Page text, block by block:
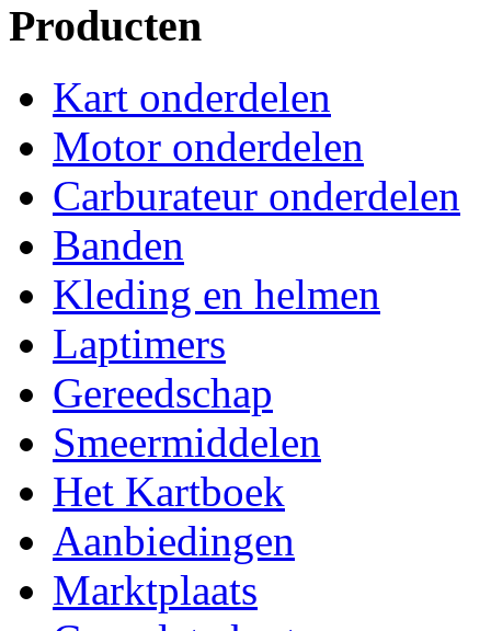
Producten
Kart onderdelen
Motor onderdelen
Carburateur onderdelen
Banden
Kleding en helmen
Laptimers
Gereedschap
Smeermiddelen
Het Kartboek
Aanbiedingen
Marktplaats